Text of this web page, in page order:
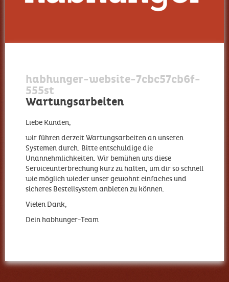
habhunger-website-7cbc57cb6f-
555st
Wartungsarbeiten
Liebe Kunden,
wir führen derzeit Wartungsarbeiten an unseren
Systemen durch. Bitte entschuldige die
Unannehmlichkeiten. Wir bemühen uns diese
Serviceunterbrechung kurz zu halten, um dir so schnell
wie möglich wieder unser gewohnt einfaches und
sicheres Bestellsystem anbieten zu können.
Vielen Dank,
Dein habhunger-Team